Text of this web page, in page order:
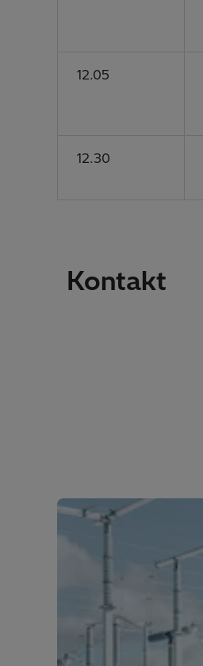
12.05
12.30
Kontakt